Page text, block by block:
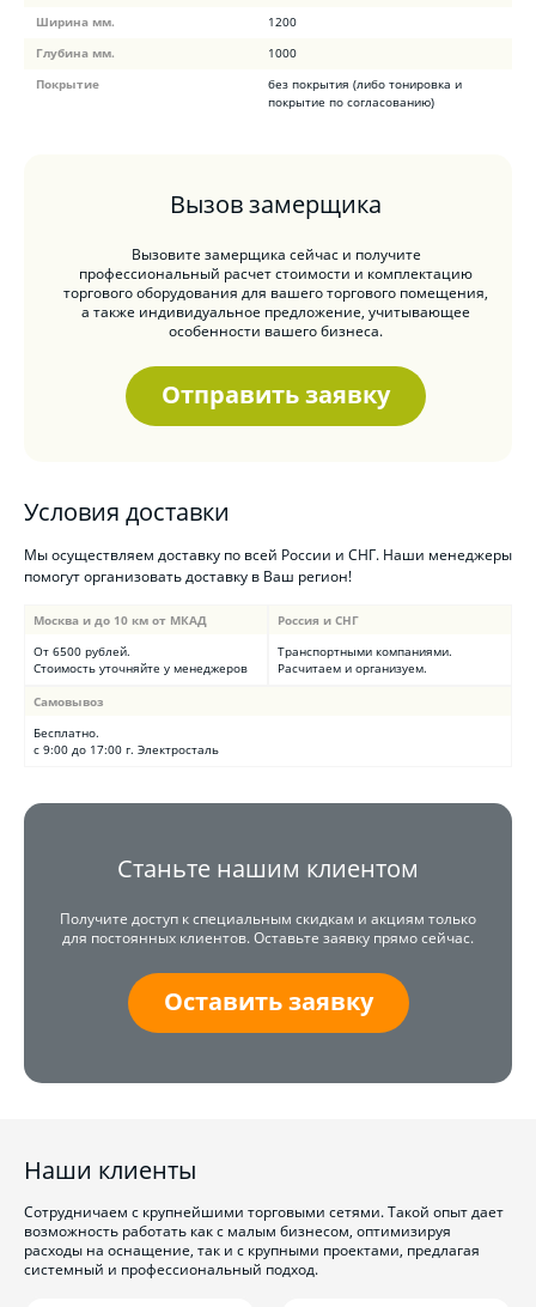
Ширина мм.
1200
Глубина мм.
1000
Покрытие
без покрытия (либо тонировка и
покрытие по согласованию)
Вызов замерщика
Вызовите замерщика сейчас и получите
профессиональный расчет стоимости и комплектацию
торгового оборудования для вашего торгового помещения,
а также индивидуальное предложение, учитывающее
особенности вашего бизнеса.
Отправить заявку
Условия доставки
Мы осуществляем доставку по всей России и СНГ. Наши менеджеры
помогут организовать доставку в Ваш регион!
Москва и до 10 км от МКАД
От 6500 рублей.
Стоимость уточняйте у менеджеров
Россия и СНГ
Транспортными компаниями.
Расчитаем и организуем.
Самовывоз
Бесплатно.
с 9:00 до 17:00 г. Электросталь
Станьте нашим клиентом
Получите доступ к специальным скидкам и акциям только
для постоянных клиентов. Оставьте заявку прямо сейчас.
Оставить заявку
Наши клиенты
Сотрудничаем с крупнейшими торговыми сетями. Такой опыт дает
возможность работать как с малым бизнесом, оптимизируя
расходы на оснащение, так и с крупными проектами, предлагая
системный и профессиональный подход.